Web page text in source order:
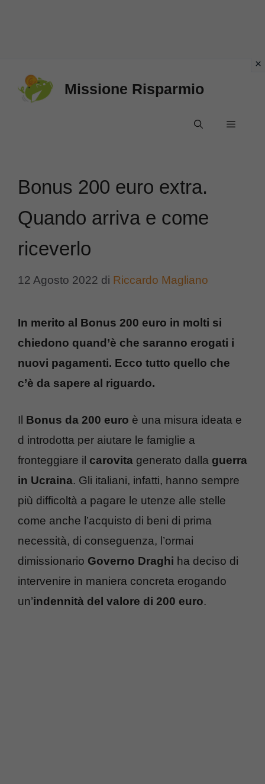
Missione Risparmio
Menu
Bonus 200 euro extra.
Quando arriva e come
riceverlo
12 Agosto 2022 di Riccardo Magliano
In merito al Bonus 200 euro in molti si
chiedono quand’è che saranno erogati i
nuovi pagamenti. Ecco tutto quello che
c’è da sapere al riguardo.
Il Bonus da 200 euro è una misura ideata e
d introdotta per aiutare le famiglie a
fronteggiare il carovita generato dalla guerra
in Ucraina. Gli italiani, infatti, hanno sempre
più difficoltà a pagare le utenze alle stelle
come anche l’acquisto di beni di prima
necessità, di conseguenza, l’ormai
dimissionario Governo Draghi ha deciso di
intervenire in maniera concreta erogando
un’indennità del valore di 200 euro.